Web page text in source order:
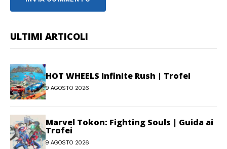
ULTIMI ARTICOLI
HOT WHEELS Infinite Rush | Trofei
9 AGOSTO 2026
Marvel Tokon: Fighting Souls | Guida ai
Trofei
9 AGOSTO 2026